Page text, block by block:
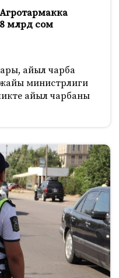
млрд сом
айыл чарба
министрлиги
айыл чарбаны